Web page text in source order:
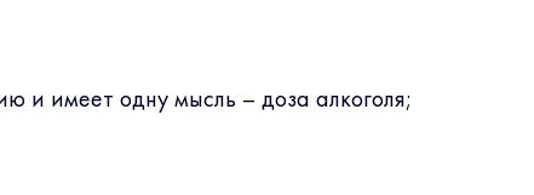
и имеет одну мысль – доза алкоголя;